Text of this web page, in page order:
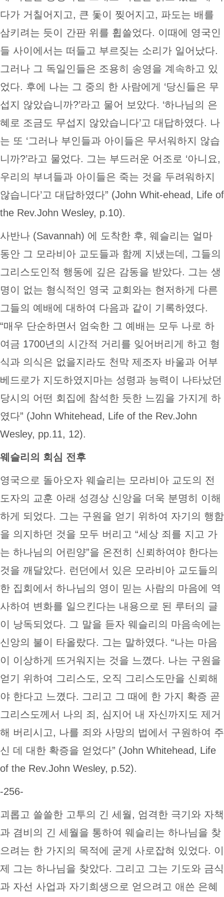
다가 거칠어지고, 큰 돛이 찢어지고, 파도는 배를
삼키려는 듯이 간판 위를 휩쓸었다. 이때에 영국인
들 사이에서는 떠들고 부르짖는 소리가 일어났다.
그러나 그 독일인들은 조용히 송영을 계속하고 있
었다. 후에 나는 그 중의 한 사람에게 ‘당신들은 무
섭지 않았습니까?’라고 물어 보았다. ‘하나님의 은
혜로 조금도 무섭지 않았습니다’고 대답하였다. 나
는 또 ‘그러나 부인들과 아이들은 무서워하지 않습
니까?’라고 물었다. 그는 부드러운 어조로 ‘아니요,
우리의 부녀들과 아이들은 죽는 것을 두려워하지
않습니다’고 대답하였다” (John Whit-ehead, Life of
the Rev.John Wesley, p.10).
사반나 (Savannah) 에 도착한 후, 웨슬리는 얼마
동안 그 모라비아 교도들과 함께 지냈는데, 그들의
그리스도인적 행동에 깊은 감동을 받았다. 그는 생
명이 없는 형식적인 영국 교회와는 현저하게 다른
그들의 예배에 대하여 다음과 같이 기록하였다.
“매우 단순하면서 엄숙한 그 예배는 모두 나로 하
여금 1700년의 시간적 거리를 잊어버리게 하고 형
식과 의식은 없을지라도 천막 제조자 바울과 어부
베드로가 지도하였지마는 성령과 능력이 나타났던
당시의 어떤 회집에 참석한 듯한 느낌을 가지게 하
였다” (John Whitehead, Life of the Rev.John
Wesley, pp.11, 12).
웨슬리의 회심 전후
영국으로 돌아오자 웨슬리는 모라비아 교도의 전
도자의 교훈 아래 성경상 신앙을 더욱 분명히 이해
하게 되었다. 그는 구원을 얻기 위하여 자기의 행함
을 의지하던 것을 모두 버리고 “세상 죄를 지고 가
는 하나님의 어린양”을 온전히 신뢰하여야 한다는
것을 깨달았다. 런던에서 있은 모라비아 교도들의
한 집회에서 하나님의 영이 믿는 사람의 마음에 역
사하여 변화를 일으킨다는 내용으로 된 루터의 글
이 낭독되었다. 그 말을 듣자 웨슬리의 마음속에는
신앙의 불이 타올랐다. 그는 말하였다. “나는 마음
이 이상하게 뜨거워지는 것을 느꼈다. 나는 구원을
얻기 위하여 그리스도, 오직 그리스도만을 신뢰해
야 한다고 느꼈다. 그리고 그 때에 한 가지 확증 곧
그리스도께서 나의 죄, 심지어 내 자신까지도 제거
해 버리시고, 나를 죄와 사망의 법에서 구원하여 주
신 데 대한 확증을 얻었다” (John Whitehead, Life
of the Rev.John Wesley, p.52).
-256-
괴롭고 쓸쓸한 고투의 긴 세월, 엄격한 극기와 자책
과 겸비의 긴 세월을 통하여 웨슬리는 하나님을 찾
으려는 한 가지의 목적에 굳게 사로잡혀 있었다. 이
제 그는 하나님을 찾았다. 그리고 그는 기도와 금식
과 자선 사업과 자기희생으로 얻으려고 애쓴 은혜